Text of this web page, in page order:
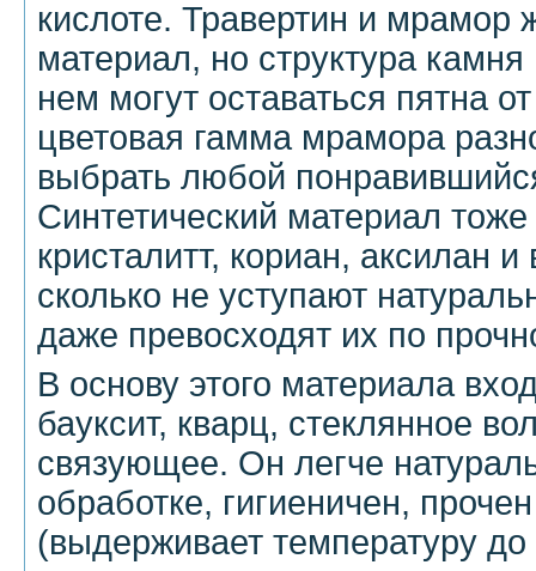
кислоте. Травертин и мрамор
материал, но структура
нем могут оставаться пятна
цветовая гамма мрамора
выбрать любой
Синтетический материал
кристалитт, кориан, аксилан
сколько не уступают
даже превосходят их по
В основу этого материала
бауксит, кварц, стеклянное
связующее. Он легче
обработке, гигиеничен,
(выдерживает температуру до